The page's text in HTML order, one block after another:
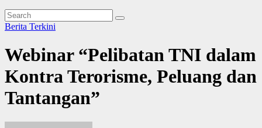
Berita Terkini
Webinar “Pelibatan TNI dalam
Kontra Terorisme, Peluang dan
Tantangan”